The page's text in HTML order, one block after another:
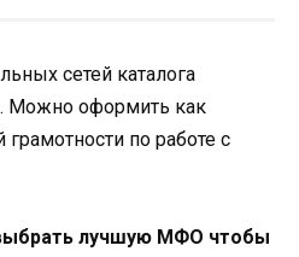
сетей каталога
Можно оформить как
по работе с
лучшую МФО чтобы